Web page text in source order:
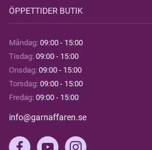
ÖPPETTIDER BUTIK
Måndag: 09:00 - 15:00
Tisdag: 09:00 - 15:00
Onsdag: 09:00 - 15:00
Torsdag: 09:00 - 15:00
Fredag: 09:00 - 15:00
info@garnaffaren.se